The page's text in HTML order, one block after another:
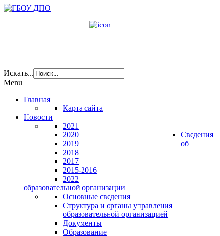
Искать...
Menu
Главная
Карта сайта
Новости
2021
2020
2019
2018
2017
2015-2016
2022
Сведения
об
образовательной организации
Основные сведения
Структура и органы управления
образовательной организацией
Документы
Образование